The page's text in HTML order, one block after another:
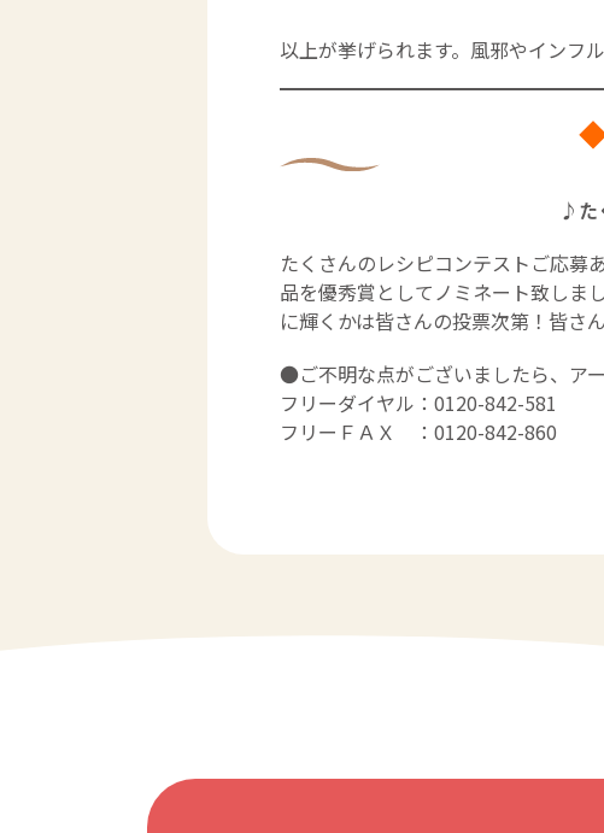
以上が挙げられます。風邪やインフ
◆
♪た
たくさんのレシピコンテストご応募
品を優秀賞としてノミネート致しま
に輝くかは皆さんの投票次第！皆さ
●ご不明な点がございましたら、ア
フリーダイヤル：0120-842-581
フリーＦＡＸ ：0120-842-860